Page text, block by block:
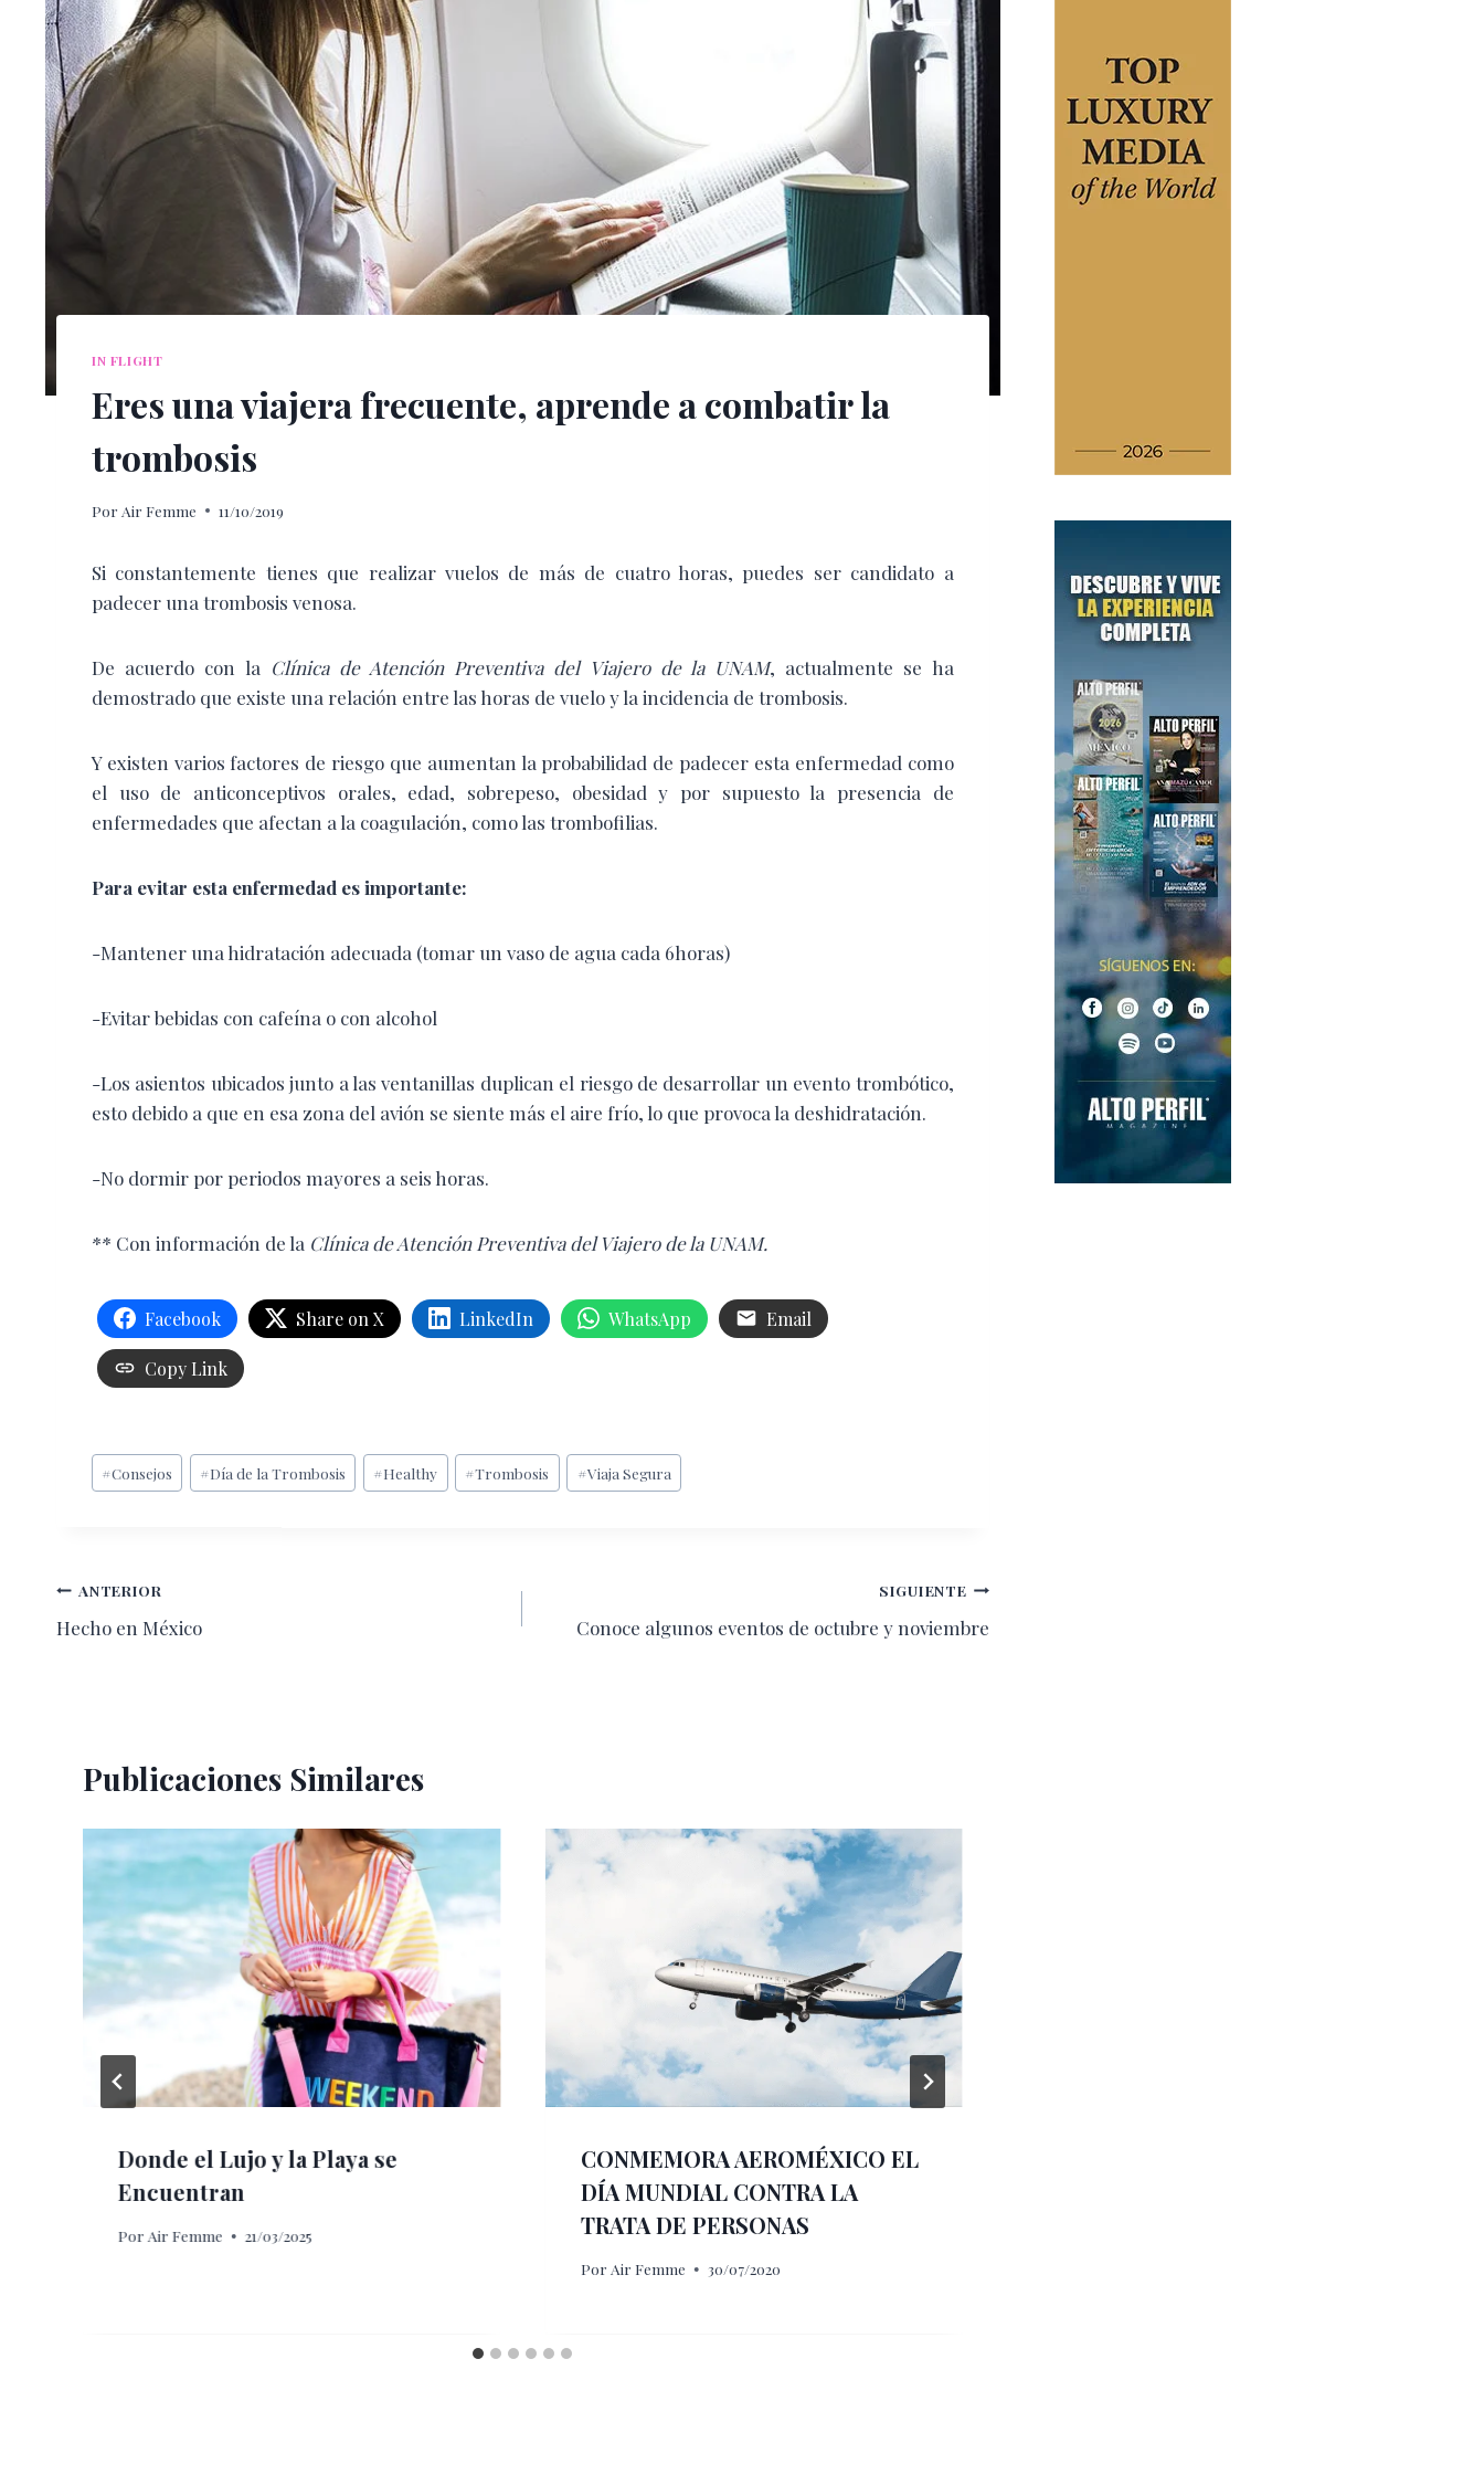
IN FLIGHT
Eres una viajera frecuente, aprende a combatir la
trombosis
Por Air Femme 11/10/2019
Si constantemente tienes que realizar vuelos de más de cuatro horas, puedes ser candidato a
padecer una trombosis venosa.
De acuerdo con la Clínica de Atención Preventiva del Viajero de la UNAM, actualmente se ha
demostrado que existe una relación entre las horas de vuelo y la incidencia de trombosis.
Y existen varios factores de riesgo que aumentan la probabilidad de padecer esta enfermedad como
el uso de anticonceptivos orales, edad, sobrepeso, obesidad y por supuesto la presencia de
enfermedades que afectan a la coagulación, como las trombofilias.
Para evitar esta enfermedad es importante:
-Mantener una hidratación adecuada (tomar un vaso de agua cada 6horas)
-Evitar bebidas con cafeína o con alcohol
-Los asientos ubicados junto a las ventanillas duplican el riesgo de desarrollar un evento trombótico,
esto debido a que en esa zona del avión se siente más el aire frío, lo que provoca la deshidratación.
-No dormir por periodos mayores a seis horas.
** Con información de la Clínica de Atención Preventiva del Viajero de la UNAM.
Facebook Share on X LinkedIn WhatsApp Email
Copy Link
Etiquetas
de
#Consejos #Día de la Trombosis #Healthy #Trombosis #Viaja Segura
Navegación
de
ANTERIOR
Hecho en México
SIGUIENTE
Conoce algunos eventos de octubre y noviembre
Publicaciones Similares
Donde el Lujo y la Playa se
Encuentran
Por Air Femme 21/03/2025
CONMEMORA AEROMÉXICO EL
DÍA MUNDIAL CONTRA LA
TRATA DE PERSONAS
Por Air Femme 30/07/2020